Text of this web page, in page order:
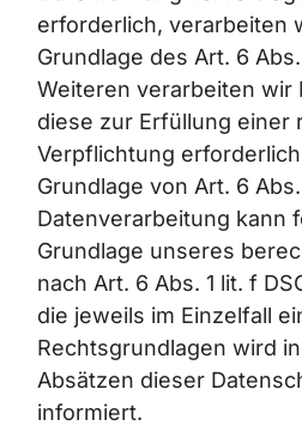
erforderlich, verarbeiten
Grundlage des Art. 6 Abs.
Weiteren verarbeiten wir
diese zur Erfüllung einer
Verpflichtung
Grundlage von Art. 6 Abs.
Datenverarbeitung kann
Grundlage unseres
nach Art. 6 Abs. 1 lit. f
die jeweils im Einzelfall
Rechtsgrundlagen wird
Absätzen dieser
informiert.